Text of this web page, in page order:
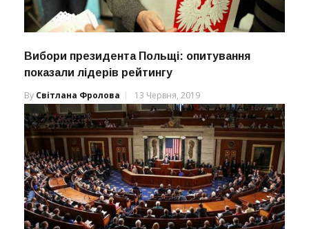
Вибори президента Польщі: опитування
показали лідерів рейтингу
By Світлана Фролова 13 Червня, 2019